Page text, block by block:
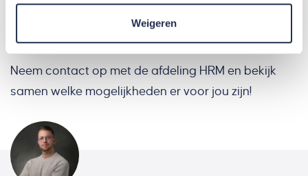
Weigeren
Nieuwsgierig naar de
mogelijkheden?
Neem contact op met de afdeling HRM en bekijk
samen welke mogelijkheden er voor jou zijn!